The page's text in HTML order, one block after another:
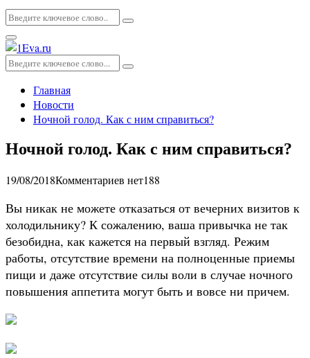
Искать:
Поиск
Основное
меню
Искать:
Поиск
Главная
Новости
Ночной голод. Как с ним справиться?
Ночной голод. Как с ним справиться?
19/08/2018Комментариев нет188
Вы никак не можете отказаться от вечерних визитов к
холодильнику? К сожалению, ваша привычка не так
безобидна, как кажется на первый взгляд. Режим
работы, отсутствие времени на полноценные приемы
пищи и даже отсутствие силы воли в случае ночного
повышения аппетита могут быть и вовсе ни причем.